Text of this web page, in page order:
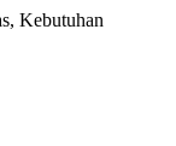
Kebutuhan